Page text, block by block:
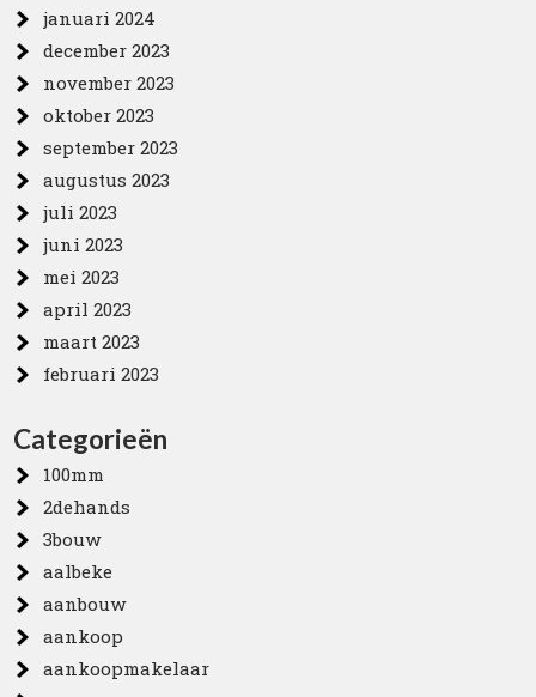
januari 2024
december 2023
november 2023
oktober 2023
september 2023
augustus 2023
juli 2023
juni 2023
mei 2023
april 2023
maart 2023
februari 2023
Categorieën
100mm
2dehands
3bouw
aalbeke
aanbouw
aankoop
aankoopmakelaar